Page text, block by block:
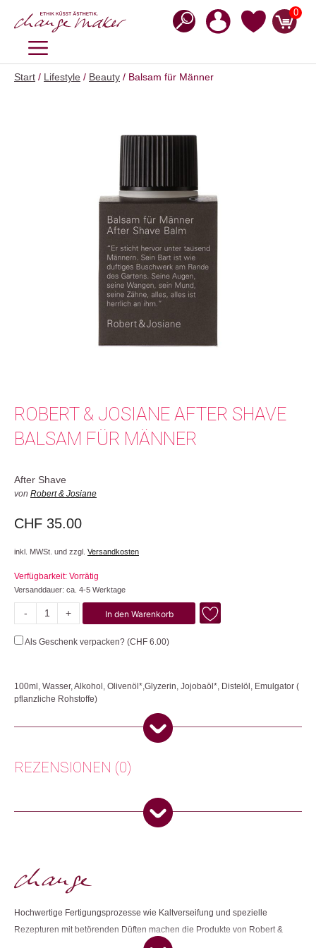
Inhalt
0
MENÜ
Start / Lifestyle / Beauty / Balsam für Männer
ROBERT & JOSIANE AFTER SHAVE
BALSAM FÜR MÄNNER
After Shave
von Robert & Josiane
CHF 35.00
inkl. MWSt. und zzgl. Versandkosten
Verfügbarkeit: Vorrätig
Versanddauer: ca. 4-5 Werktage
-
Balsam
Männer
+ In den Warenkorb
Als Geschenk verpacken? (CHF 6.00)
100ml, Wasser, Alkohol, Olivenöl*,Glyzerin, Jojobaöl*, Distelöl, Emulgator (
pflanzliche Rohstoffe)
Er sticht hervor unter tausend Männern. Sein Bart ist wie duftiges
Buschwerk am Rande des Gartens. Seine Augen, seine Wangen, sein
Mandel-, Jojoba- und Avocadoöl, harmonisch kombiniert mit heilenden
ätherischen Ölen: sparsam auf die frisch rasierte Haut auftragen – eine
Herkunft: Schweiz
Weihnachtsgeschenke
Weihnachtsgeschenke 🎁
Weitere Produkte shoppen, die diesem Changemaker Kriterium
REZENSIONEN (0)
(Verifizierter Käufer)
Annamaria J.
2023
Switzerland
ogni volta che mio marito lo usa trovo il suo
Hochwertige Fertigungsprozesse wie Kaltverseifung und spezielle
Rezepturen mit betörenden Düften machen die Produkte von Robert &